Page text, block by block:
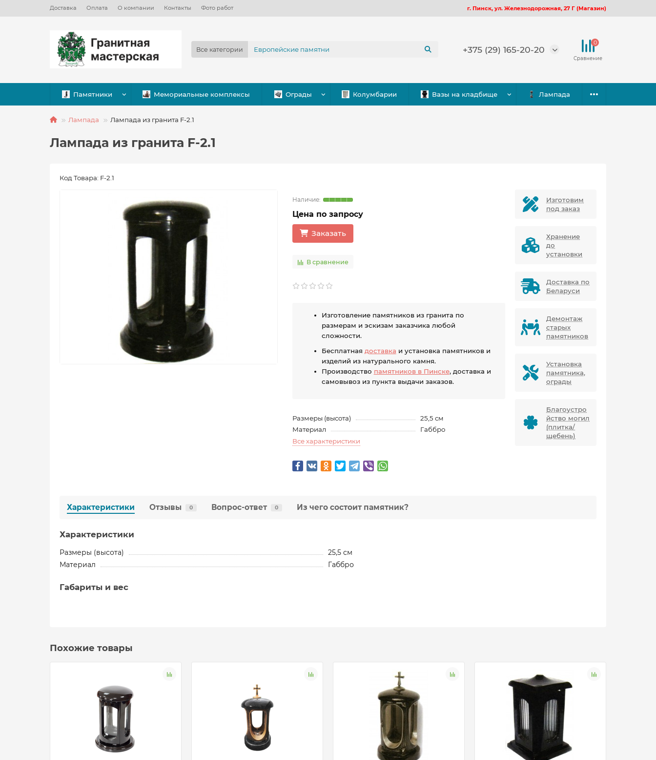
Доставка Оплата О компании Контакты Фото работ г. Пинск, ул. Железнодорожная, 27 Г (Магазин)
Все категории +375 (29) 165-20-20
0
Памятники Мемориальные комплексы Ограды Колумбарии Вазы на кладбище Лампада
Лампада Лампада из гранита F-2.1
Лампада из гранита F-2.1
Код Товара: F-2.1
Цена по запросу
Заказать
В сравнение
Изготовление памятников из гранита по
размерам и эскизам заказчика любой
сложности.
Бесплатная доставка и установка памятников и
изделий из натурального камня.
Производство памятников в Пинске, доставка и
самовывоз из пункта выдачи заказов.
Размеры (высота)
25,5 см
Материал
Габбро
Все характеристики
Изготовим
под заказ
Хранение
до
установки
Доставка по
Беларуси
Демонтаж
старых
памятников
Установка
памятника,
ограды
Благоустро
йство могил
(плитка/
щебень)
Характеристики Отзывы 0 Вопрос-ответ 0 Из чего состоит памятник?
Характеристики
Размеры (высота)
25,5 см
Материал
Габбро
Габариты и вес
Похожие товары